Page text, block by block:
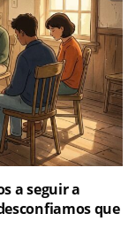
a seguir a
que